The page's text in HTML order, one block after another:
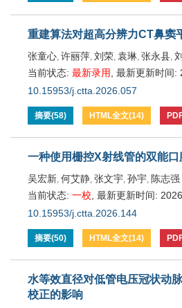
重建算法对超高分辨力CT鼻窦
张童心, 许丽萍, 刘荣, 袁琳, 张永县,
当前状态: 最新录用 最新更新时间:
10.15953/j.ctta.2026.057
摘要(58) HTML全文(14)
一种使用栅控X射线管的双能
吴宏新, 何艾静, 张文宇, 孙宇, 陈志强
当前状态: 一校 最新更新时间:
10.15953/j.ctta.2026.144
摘要(50) HTML全文(14)
水等效直径对低管电压冠状动
校正的影响